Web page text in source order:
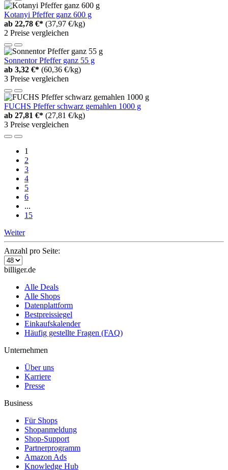
Kotanyi Pfeffer ganz 600 g
ab 22,78 €* (37,97 €/kg)
2 Preise vergleichen
Sonnentor Pfeffer ganz 55 g
ab 3,32 €* (60,36 €/kg)
3 Preise vergleichen
FUCHS Pfeffer schwarz gemahlen 1000 g
ab 27,81 €* (27,81 €/kg)
3 Preise vergleichen
1
2
3
4
5
6
...
15
Weiter
Anzahl pro Seite:
billiger.de
Alle Deals
Alle Shops
Datenplattform
Bestpreissiegel
Einkaufskalender
Häufig gestellte Fragen (FAQ)
Unternehmen
Über uns
Karriere
Presse
Business
Für Shops
Shopanmeldung
Shop-Support
Partnerprogramm
Amazon Ads
Knowledge Hub